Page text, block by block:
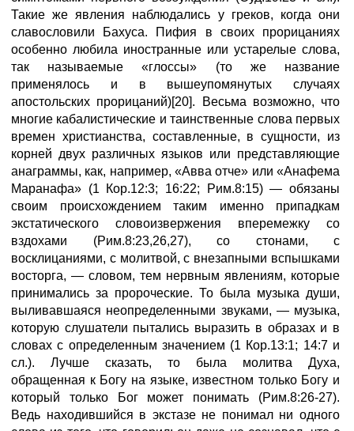
Такие же явления наблюдались у греков, когда они
славословили Бахуса. Пифия в своих прорицаниях
особенно любила иностранные или устарелые слова,
так называемые «глоссы» (то же название
применялось и в вышеупомянутых случаях
апостольских прорицаний)[20]. Весьма возможно, что
многие кабалистические и таинственные слова первых
времен христианства, составленные, в сущности, из
корней двух различных языков или представляющие
анаграммы, как, например, «Авва отче» или «Анафема
Маранафа» (1 Кор.12:3; 16:22; Рим.8:15) — обязаны
своим происхождением таким именно припадкам
экстатического словоизвержения вперемежку со
вздохами (Рим.8:23,26,27), со стонами, с
восклицаниями, с молитвой, с внезапными вспышками
восторга, — словом, тем нервным явлениям, которые
принимались за пророческие. То была музыка души,
выливавшаяся неопределенными звуками, — музыка,
которую слушатели пытались выразить в образах и в
словах с определенным значением (1 Кор.13:1; 14:7 и
сл.). Лучше сказать, то была молитва Духа,
обращенная к Богу на языке, известном только Богу и
который только Бог может понимать (Рим.8:26-27).
Ведь находившийся в экстазе не понимал ни одного